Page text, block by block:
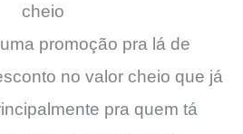
cheio
promoção pra lá de
no valor cheio que já
pra quem tá